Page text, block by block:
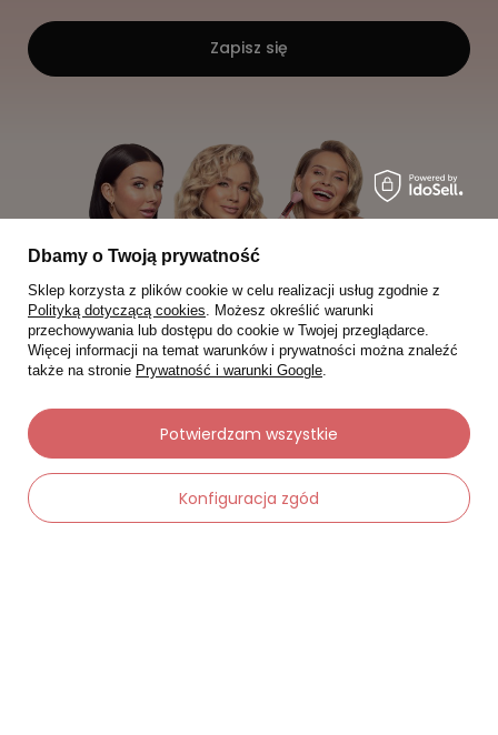
Zapisz się
Moje zamówienia
Status zamówienia
Dbamy o Twoją prywatność
Sklep korzysta z plików cookie w celu realizacji usług zgodnie z
Polityką dotyczącą cookies. Możesz określić warunki
przechowywania lub dostępu do cookie w Twojej przeglądarce.
Więcej informacji na temat warunków i prywatności można znaleźć
także na stronie Prywatność i warunki Google.
Konfiguracja zgód
Potwierdzam wszystkie